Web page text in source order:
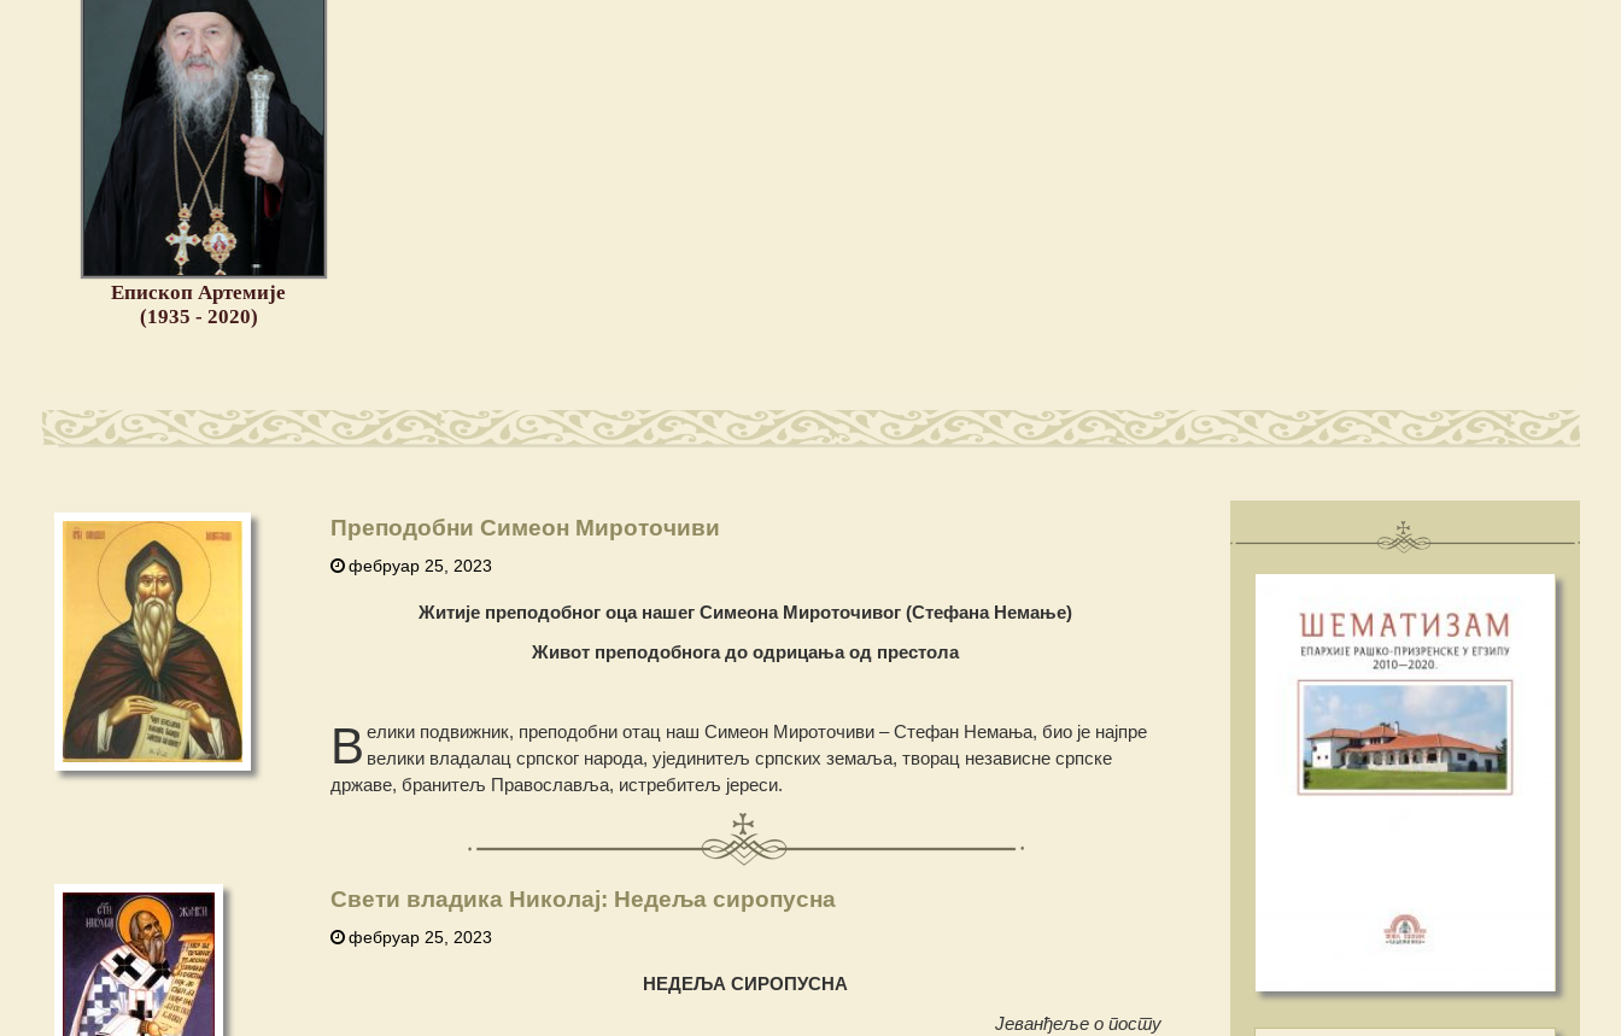
Епископ Артемије
(1935 - 2020)
Преподобни Симеон Мироточиви
фебруар 25, 2023
Житије преподобног оца нашегСимеона Мироточивог (Стефана Немање)
Живот преподобнога до одрицања од престола
В елики подвижник, преподобни отац наш Симеон Мироточиви – Стефан Немања, био је најпре
велики владалац српског народа, ујединитељ српских земаља, творац независне српске
државе, бранитељ Православља, истребитељ јереси.
Свети владика Николај: Недеља сиропусна
фебруар 25, 2023
НЕДЕЉА СИРОПУСНА
Јеванђеље о посту